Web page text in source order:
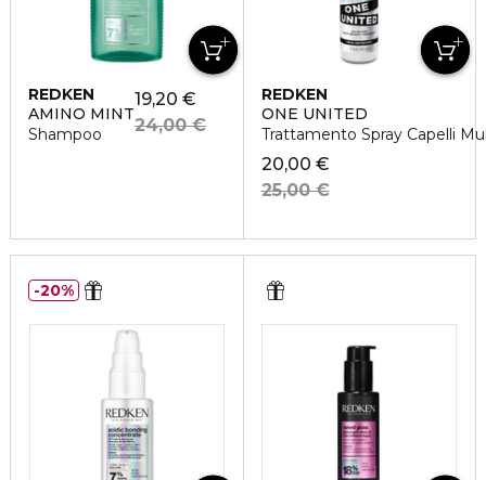
REDKEN
AMINO MINT
Shampoo
19,20 €
24,00 €
REDKEN
ONE UNITED
Trattamento Spray Capelli
20,00 €
25,00 €
20%